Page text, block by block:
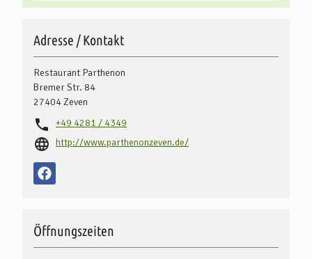
Adresse / Kontakt
Restaurant Parthenon
Bremer Str. 84
27404Zeven
+49 4281 / 4349
http://www.parthenonzeven.de/
Öffnungszeiten